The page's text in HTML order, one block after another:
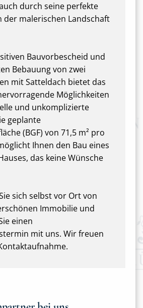
durch seine perfekte
der malerischen Landschaft
Bauvorbescheid und
Bebauung von zwei
mit Satteldach bietet das
Möglichkeiten
und unkomplizierte
geplante
(BGF) von 71,5 m² pro
Ihnen den Bau eines
das keine Wünsche
sich selbst vor Ort von
Immobilie und
einen
mit uns. Wir freuen